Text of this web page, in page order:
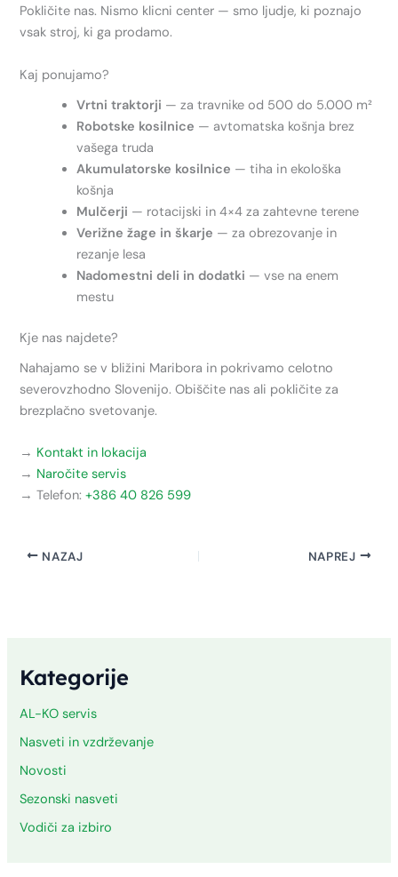
Kategorije
AL-KO servis
Nasveti in vzdrževanje
Novosti
Sezonski nasveti
Vodiči za izbiro
Pokličite nas. Nismo klicni center — smo ljudje, ki poznajo
vsak stroj, ki ga prodamo.
Kaj ponujamo?
Vrtni traktorji — za travnike od 500 do 5.000 m²
Robotske kosilnice — avtomatska košnja brez
vašega truda
Akumulatorske kosilnice — tiha in ekološka
košnja
Mulčerji — rotacijski in 4×4 za zahtevne terene
Verižne žage in škarje — za obrezovanje in
rezanje lesa
Nadomestni deli in dodatki — vse na enem
mestu
Kje nas najdete?
Nahajamo se v bližini Maribora in pokrivamo celotno
severovzhodno Slovenijo. Obiščite nas ali pokličite za
brezplačno svetovanje.
→ Kontakt in lokacija
→ Naročite servis
→ Telefon:+386 40 826 599
NAZAJ NAPREJ